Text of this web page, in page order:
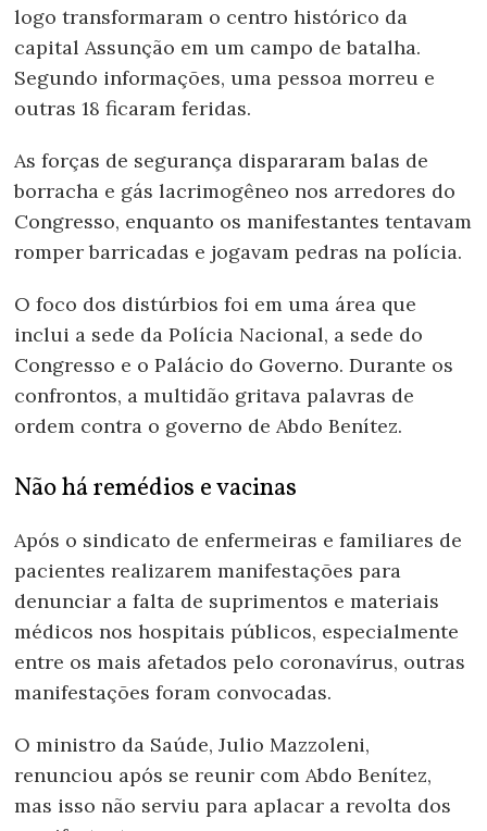
logo transformaram o centro histórico da
capital Assunção em um campo de batalha.
Segundo informações, uma pessoa morreu e
outras 18 ficaram feridas.
As forças de segurança dispararam balas de
borracha e gás lacrimogêneo nos arredores do
Congresso, enquanto os manifestantes tentavam
romper barricadas e jogavam pedras na polícia.
O foco dos distúrbios foi em uma área que
inclui a sede da Polícia Nacional, a sede do
Congresso e o Palácio do Governo. Durante os
confrontos, a multidão gritava palavras de
ordem contra o governo de Abdo Benítez.
Não há remédios e vacinas
Após o sindicato de enfermeiras e familiares de
pacientes realizarem manifestações para
denunciar a falta de suprimentos e materiais
médicos nos hospitais públicos, especialmente
entre os mais afetados pelo coronavírus, outras
manifestações foram convocadas.
O ministro da Saúde, Julio Mazzoleni,
renunciou após se reunir com Abdo Benítez,
mas isso não serviu para aplacar a revolta dos